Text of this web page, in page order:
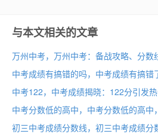
与本文相关的文章
万州中考，万州中考：备战攻略、分数
中考成绩有搞错的吗，中考成绩有搞错
中考分数低的高中，中考分数低的高中